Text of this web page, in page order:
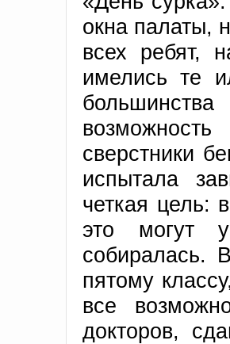
окна палаты,
всех ребят,
имелись те
сверстники
испытала
четкая цель:
это могут
собиралась.
пятому
все
докторов,